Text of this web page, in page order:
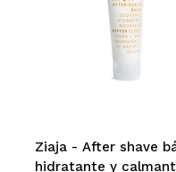
Ziaja - After shave
hidratante y